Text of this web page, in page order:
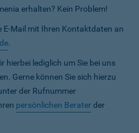
erhalten? Kein Problem!
E-Mail mit Ihren Kontaktdaten an
.
lediglich um Sie bei uns
Gerne können Sie sich hierzu
der Rufnummer
persönlichen Beraterder